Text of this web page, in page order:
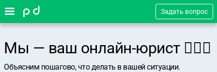
Задать вопрос
Мы — ваш онлайн-юрист 👨🏻‍⚖️
Объясним пошагово, что делать в вашей ситуации.